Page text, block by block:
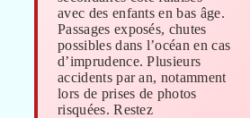
avec des enfants en bas âge.
Passages exposés, chutes
possibles dans l’océan en cas
d’imprudence. Plusieurs
accidents par an, notamment
lors de prises de photos
risquées. Restez